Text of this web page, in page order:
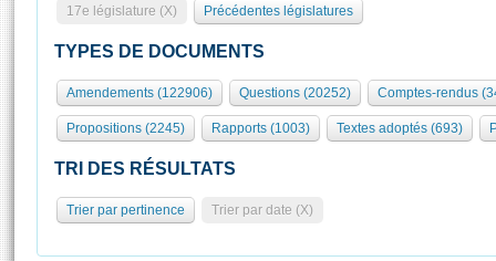
Présidence
577 députés
Groupes politiques
Séance publique
Commissions et autres organes
Europe et International
Pétitions
Rôle et pouvoirs de l'Assemblée
Organisation de l'Assemblée
Présidence Conférence des Présidents Bureau Collège des
Statistiques et chiffres clés
Visiter l'Assemblée
Visite virtuelle du palais Bourbon
Assister à une séance
17e législature (X) Précédentes législatures
TYPES DE DOCUMENTS
Amendements (122906) Questions (20252) Comptes-rendus
Propositions (2245) Rapports (1003) Textes adoptés (693)
TRI DES RÉSULTATS
Trier par pertinence Trier par date (X)